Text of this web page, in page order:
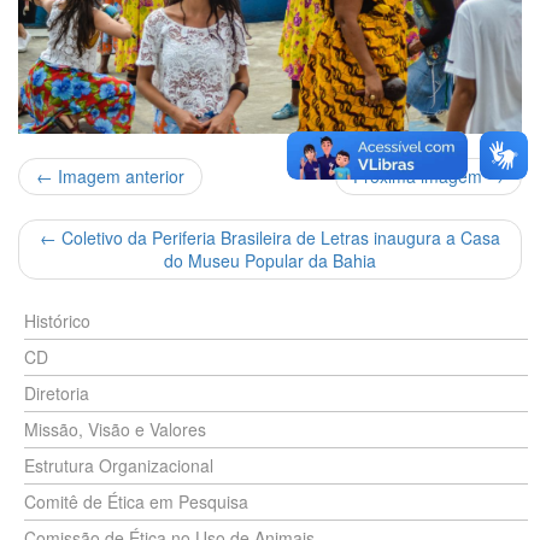
← Imagem anterior Próxima imagem →
← Coletivo da Periferia Brasileira de Letras inaugura a Casa
do Museu Popular da Bahia
Histórico
CD
Diretoria
Missão, Visão e Valores
Estrutura Organizacional
Comitê de Ética em Pesquisa